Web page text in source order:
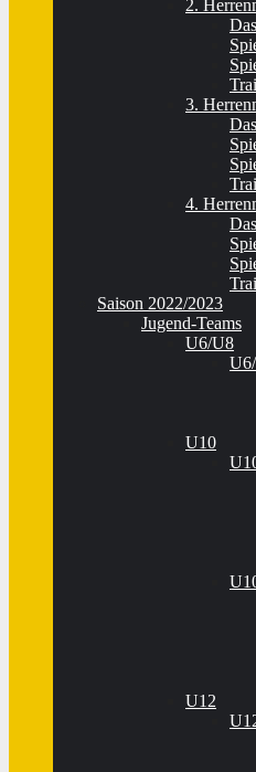
2.
3.
4.
Saison 2022/2023
Jugend-Teams
U6/U8
U10
U12